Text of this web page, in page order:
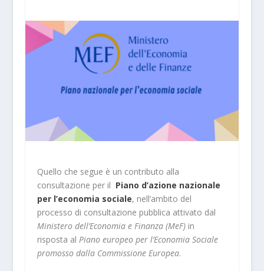
Quello che segue è un contributo alla
consultazione per il Piano d’azione nazionale
per l’economia sociale, nell’ambito del
processo di consultazione pubblica attivato dal
Ministero dell’Economia e Finanza (MeF)in
risposta al Piano europeo per l’Economia Sociale
promosso dalla Commissione Europea.